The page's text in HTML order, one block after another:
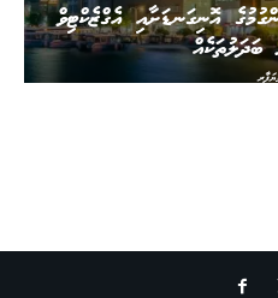
އޮނިގަނޑަށާއި އެގްޒެކްޓިވް